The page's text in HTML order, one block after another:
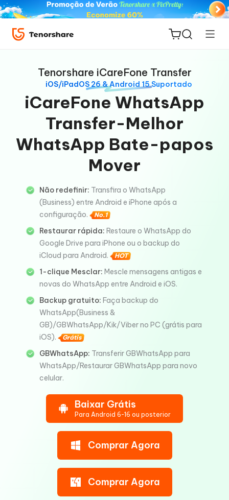
ReiBoot
for iOS
Editor
iAnyGo
Tenorshare iCareFone Transfer
iOS/iPadOS 26 & Android 15 Suportado
iCareFone WhatsApp
Transfer-Melhor
WhatsApp Bate-papos
Mover
Não redefinir: Transfira o WhatsApp
(Business) entre Android e iPhone após a
configuração.
No.1
Restaurar rápida: Restaure o WhatsApp do
Google Drive para iPhone ou o backup do
iCloud para Android.
HOT
1-clique Mesclar: Mescle mensagens antigas e
novas do WhatsApp entre Android e iOS.
Backup gratuito: Faça backup do
WhatsApp(Business &
GB)/GBWhatsApp/Kik/Viber no PC (grátis para
iOS).
Grátis
GBWhatsApp: Transferir GBWhatsApp para
WhatsApp/Restaurar GBWhatsApp para novo
celular.
Baixar Grátis
Para Android 6-16 ou posterior
Comprar Agora
Comprar Agora